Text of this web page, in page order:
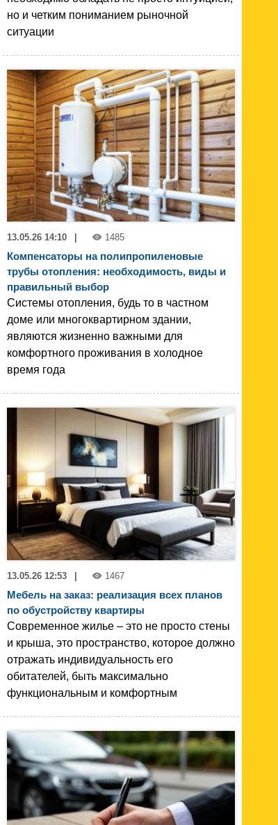
но и четким пониманием рыночной
ситуации
13.05.26 14:10 1485
Компенсаторы на полипропиленовые
трубы отопления: необходимость, виды и
правильный выбор
Системы отопления, будь то в частном
доме или многоквартирном здании,
являются жизненно важными для
комфортного проживания в холодное
время года
13.05.26 12:53 1467
Мебель на заказ: реализация всех планов
по обустройству квартиры
Современное жилье – это не просто стены
и крыша, это пространство, которое должно
отражать индивидуальность его
обитателей, быть максимально
функциональным и комфортным